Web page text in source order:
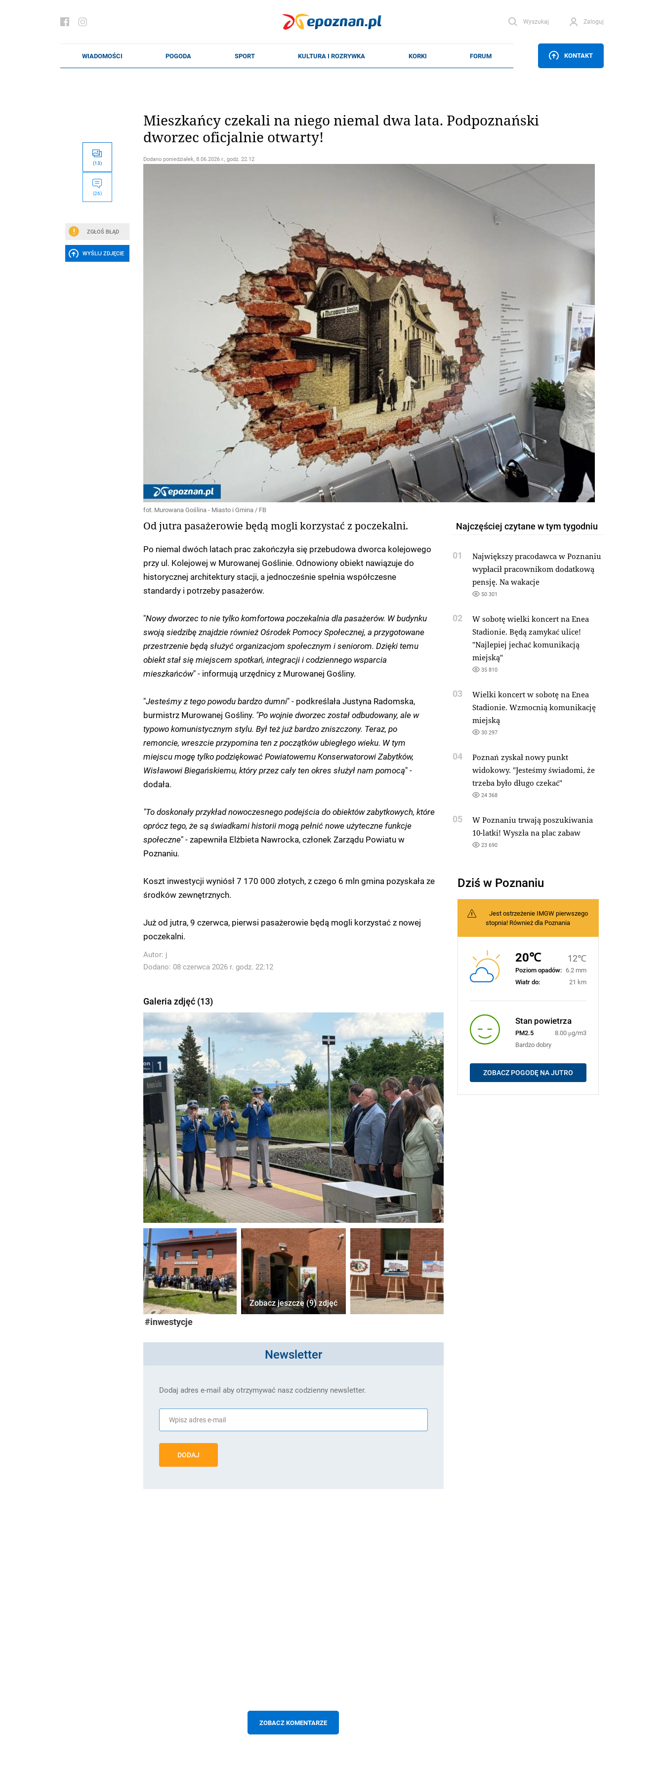
Wyszukaj Zaloguj
KONTAKT
(13)
(26)
ZGŁOŚ BŁĄD
WYŚLIJ ZDJĘCIE
Mieszkańcy czekali na niego niemal dwa lata. Podpoznański
dworzec oficjalnie otwarty!
Dodano poniedziałek, 8.06.2026 r., godz. 22.12
fot. Murowana Goślina - Miasto i Gmina / FB
Od jutra pasażerowie będą mogli korzystać z poczekalni.
Po niemal dwóch latach prac zakończyła się przebudowa dworca kolejowego
przy ul. Kolejowej w Murowanej Goślinie. Odnowiony obiekt nawiązuje do
historycznej architektury stacji, a jednocześnie spełnia współczesne
standardy i potrzeby pasażerów.
"Nowy dworzec to nie tylko komfortowa poczekalnia dla pasażerów. W budynku
swoją siedzibę znajdzie również Ośrodek Pomocy Społecznej, a przygotowane
przestrzenie będą służyć organizacjom społecznym i seniorom. Dzięki temu
obiekt stał się miejscem spotkań, integracji i codziennego wsparcia
mieszkańców" - informują urzędnicy z Murowanej Gośliny.
"Jesteśmy z tego powodu bardzo dumni" - podkreślała Justyna Radomska,
burmistrz Murowanej Gośliny. "Po wojnie dworzec został odbudowany, ale w
typowo komunistycznym stylu. Był też już bardzo zniszczony. Teraz, po
remoncie, wreszcie przypomina ten z początków ubiegłego wieku. W tym
miejscu mogę tylko podziękować Powiatowemu Konserwatorowi Zabytków,
Wisławowi Biegańskiemu, który przez cały ten okres służył nam pomocą" -
dodała.
"To doskonały przykład nowoczesnego podejścia do obiektów zabytkowych, które
oprócz tego, że są świadkami historii mogą pełnić nowe użyteczne funkcje
społeczne" - zapewniła Elżbieta Nawrocka, członek Zarządu Powiatu w
Poznaniu.
Koszt inwestycji wyniósł 7 170 000 złotych, z czego 6 mln gmina pozyskała ze
środków zewnętrznych.
Już od jutra, 9 czerwca, pierwsi pasażerowie będą mogli korzystać z nowej
poczekalni.
Autor: j
Dodano: 08 czerwca 2026 r. godz. 22:12
Galeria zdjęć (13)
Zobacz jeszcze (9) zdjęć
#inwestycje
Newsletter
Dodaj adres e-mail aby otrzymywać nasz codzienny newsletter.
DODAJ
ZOBACZ KOMENTARZE
Najczęściej czytane w tym tygodniu
01
Największy pracodawca w Poznaniu
wypłacił pracownikom dodatkową
pensję. Na wakacje
50 301
02
W sobotę wielki koncert na Enea
Stadionie. Będą zamykać ulice!
"Najlepiej jechać komunikacją
miejską"
35 810
03
Wielki koncert w sobotę na Enea
Stadionie. Wzmocnią komunikację
miejską
30 297
04
Poznań zyskał nowy punkt
widokowy. "Jesteśmy świadomi, że
trzeba było długo czekać"
24 368
05
W Poznaniu trwają poszukiwania
10-latki! Wyszła na plac zabaw
23 690
Dziś w Poznaniu
Jest ostrzeżenie IMGW pierwszego
stopnia! Również dla Poznania
20℃ 12℃
Poziom opadów: 6.2 mm
Wiatr do:
21 km
Stan powietrza
PM2.5
8.00 μg/m3
Bardzo dobry
ZOBACZ POGODĘ NA JUTRO